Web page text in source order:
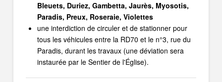
Bleuets, Duriez, Gambetta, Jaurès, Myosotis,
Paradis, Preux, Roseraie, Violettes
une interdiction de circuler et de stationner pour
tous les véhicules entre la RD70 et le n°3, rue du
Paradis, durant les travaux (une déviation sera
instaurée par le Sentier de l'Église).